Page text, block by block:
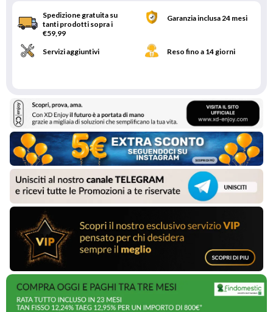
Spedizione gratuita su
tanti prodotti sopra i
€59,99
Garanzia inclusa 24 mesi
Servizi aggiuntivi Reso fino a 14 giorni